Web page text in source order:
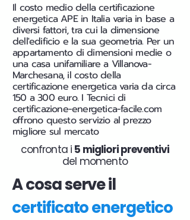
Il costo medio della certificazione
energetica APE in Italia varia in base a
diversi fattori, tra cui la dimensione
dell'edificio e la sua geometria. Per un
appartamento di dimensioni medie o
una casa unifamiliare a Villanova-
Marchesana, il costo della
certificazione energetica varia da circa
150 a 300 euro. I Tecnici di
certificazione-energetica-facile.com
offrono questo servizio al prezzo
migliore sul mercato
confronta i 5 migliori preventivi
del momento
A cosa serve il
certificato energetico